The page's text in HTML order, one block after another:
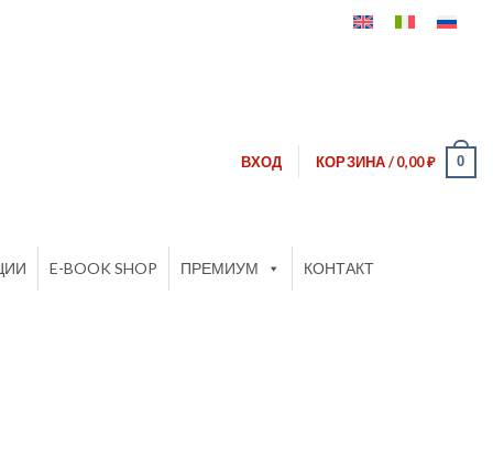
ВХОД КОРЗИНА /0,00₽ 0
E-BOOK SHOP ПРЕМИУМ КОНТАКТ